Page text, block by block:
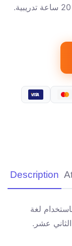
Description
لغة
عشر.